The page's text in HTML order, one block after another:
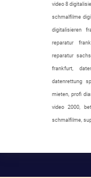
video 8
schmalfilme
digitalisieren
reparatur
reparatur
frankfurt,
datenrettung
mieten, profi
video 2000,
schmalfilme,